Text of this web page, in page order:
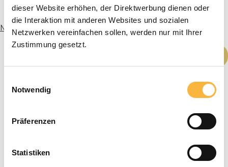
dieser Website erhöhen, der Direktwerbung dienen oder
die Interaktion mit anderen Websites und sozialen
Netzwerken vereinfachen sollen, werden nur mit Ihrer
Zustimmung gesetzt.
Notwendig
Präferenzen
Statistiken
Meer informatie
Producthoeveelheid: Voer de